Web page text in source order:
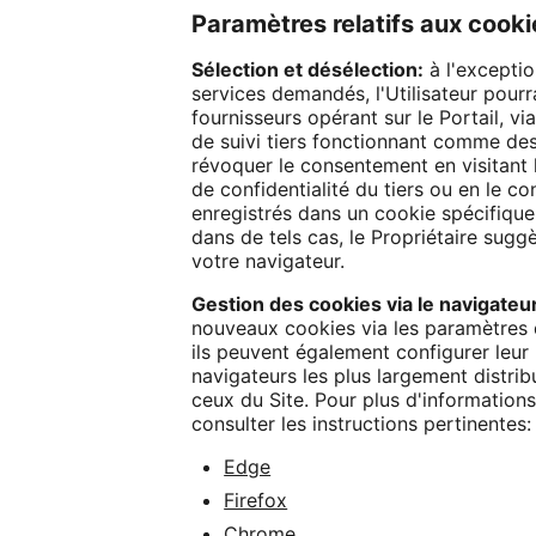
Paramètres relatifs aux
Sélection et désélection: à
services demandés, l'Utilisateur
fournisseurs opérant sur le Portail,
de suivi tiers fonctionnant comme
révoquer le consentement en
de confidentialité du tiers ou en le
enregistrés dans un cookie
dans de tels cas, le Propriétaire
votre navigateur.
Gestion des cookies via le
nouveaux cookies via les
ils peuvent également configurer
navigateurs les plus largement
ceux du Site. Pour plus
consulter les instructions pertinentes:
Edge
Firefox